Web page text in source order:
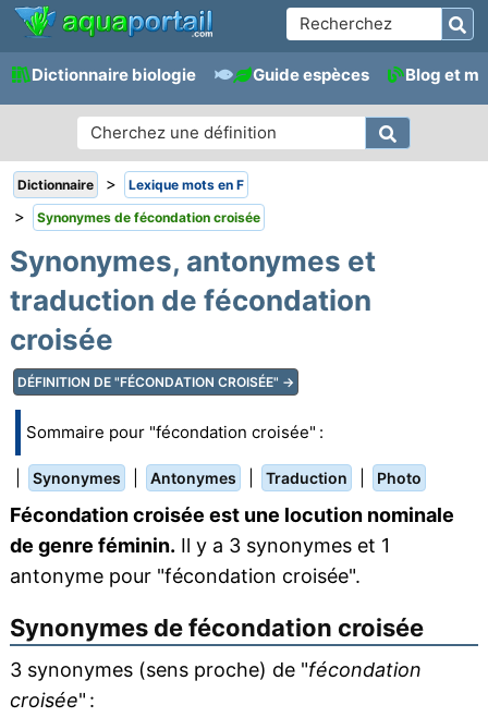
Dictionnaire biologie Guide espèces Blog et
Dictionnaire > Lexique mots en F
> Synonymes de fécondation croisée
Synonymes, antonymes et
traduction de fécondation
croisée
DÉFINITION DE "FÉCONDATION CROISÉE" →
Sommaire pour "fécondation croisée" :
Synonymes Antonymes Traduction Photo
Fécondation croisée est une locution nominale
de genre féminin. Il y a 3 synonymes et 1
antonyme pour "fécondation croisée".
Synonymes defécondation croisée
3 synonymes (sens proche) de "fécondation
croisée" :